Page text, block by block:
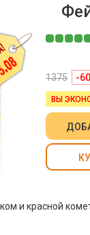
1375 -
ВЫ
и красной